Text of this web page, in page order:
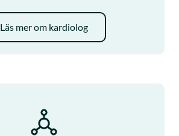
Läs mer om kardiolog